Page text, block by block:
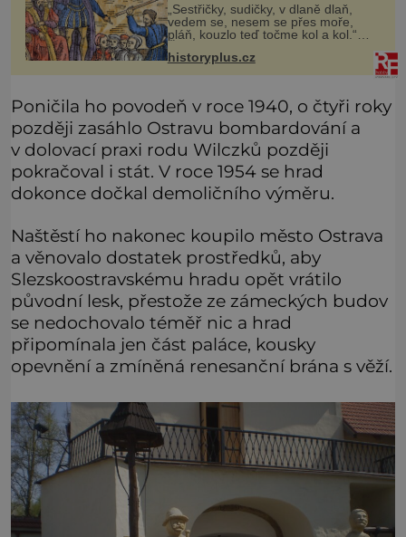
„Sestřičky, sudičky, v dlaně dlaň,
vedem se, nesem se přes moře,
pláň, kouzlo teď točme kol a kol.“
Čarodějnice na scéně deklamují a
diváci v hledišti napětím ani
nedýchají. Píše se rok 1606 a
historyplus.cz
Poničila ho povodeň v roce 1940, o čtyři roky
později zasáhlo Ostravu bombardování a
v dolovací praxi rodu Wilczků později
pokračoval i stát. V roce 1954 se hrad
dokonce dočkal demoličního výměru.
Naštěstí ho nakonec koupilo město Ostrava
a věnovalo dostatek prostředků, aby
Slezskoostravskému hradu opět vrátilo
původní lesk, přestože ze zámeckých budov
se nedochovalo téměř nic a hrad
připomínala jen část paláce, kousky
opevnění a zmíněná renesanční brána s věží.